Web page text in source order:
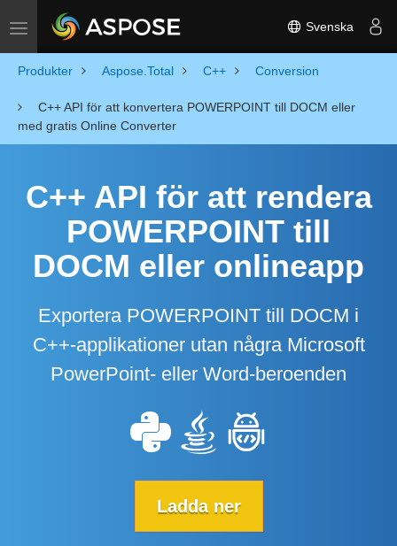
Toggle navigation Svenska
Produkter Aspose.Total C++ Conversion
C++ API för att konvertera POWERPOINT till DOCM eller
med gratis Online Converter
C++ API för att rendera
POWERPOINT till
DOCM eller onlineapp
Exportera POWERPOINT till DOCM i
C++-applikationer utan några Microsoft
PowerPoint- eller Word-beroenden
Ladda ner